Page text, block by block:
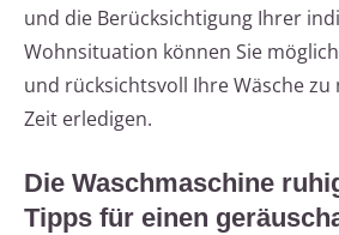
und die Berücksichtigung Ihrer
Wohnsituation können Sie
und rücksichtsvoll Ihre Wäsche
Zeit erledigen.
Die Waschmaschine
Tipps für einen